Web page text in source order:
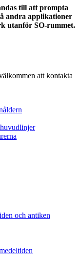
till att prompta
andra applikationer
utanför SO-rummet.
att kontakta
och antiken